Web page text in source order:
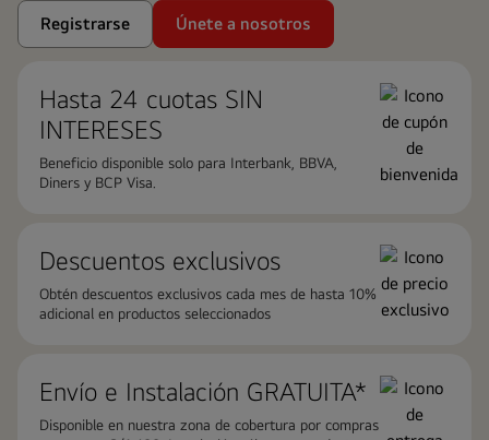
Registrarse
Únete a nosotros
Hasta 24 cuotas ​SIN
INTERESES
Beneficio disponible solo para Interbank, BBVA,
Diners y BCP Visa.
Descuentos exclusivos
Obtén descuentos exclusivos cada mes de hasta 10%
adicional en productos seleccionados
Envío e Instalación GRATUITA*
Disponible en nuestra zona de cobertura por compras